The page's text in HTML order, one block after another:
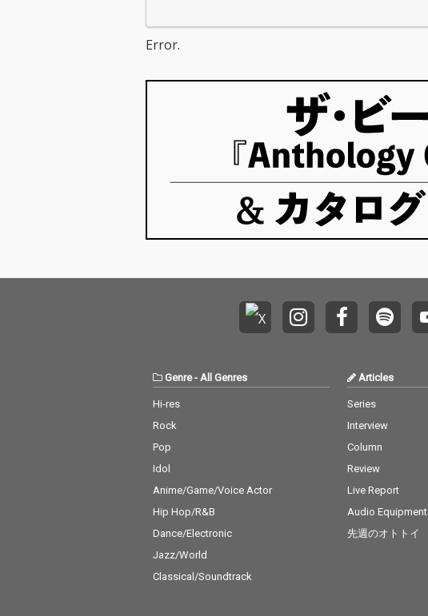
Error.
Genre- All Genres
Hi-res
Rock
Pop
Idol
Anime/Game/Voice Actor
Hip Hop/R&B
Dance/Electronic
Jazz/World
Classical/Soundtrack
Articles
Series
Interview
Column
Review
Live Report
Audio Equipment
先週のオトトイ